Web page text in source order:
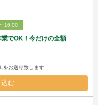
16:00
業でOK！今だけの全額
をお送り致します
む